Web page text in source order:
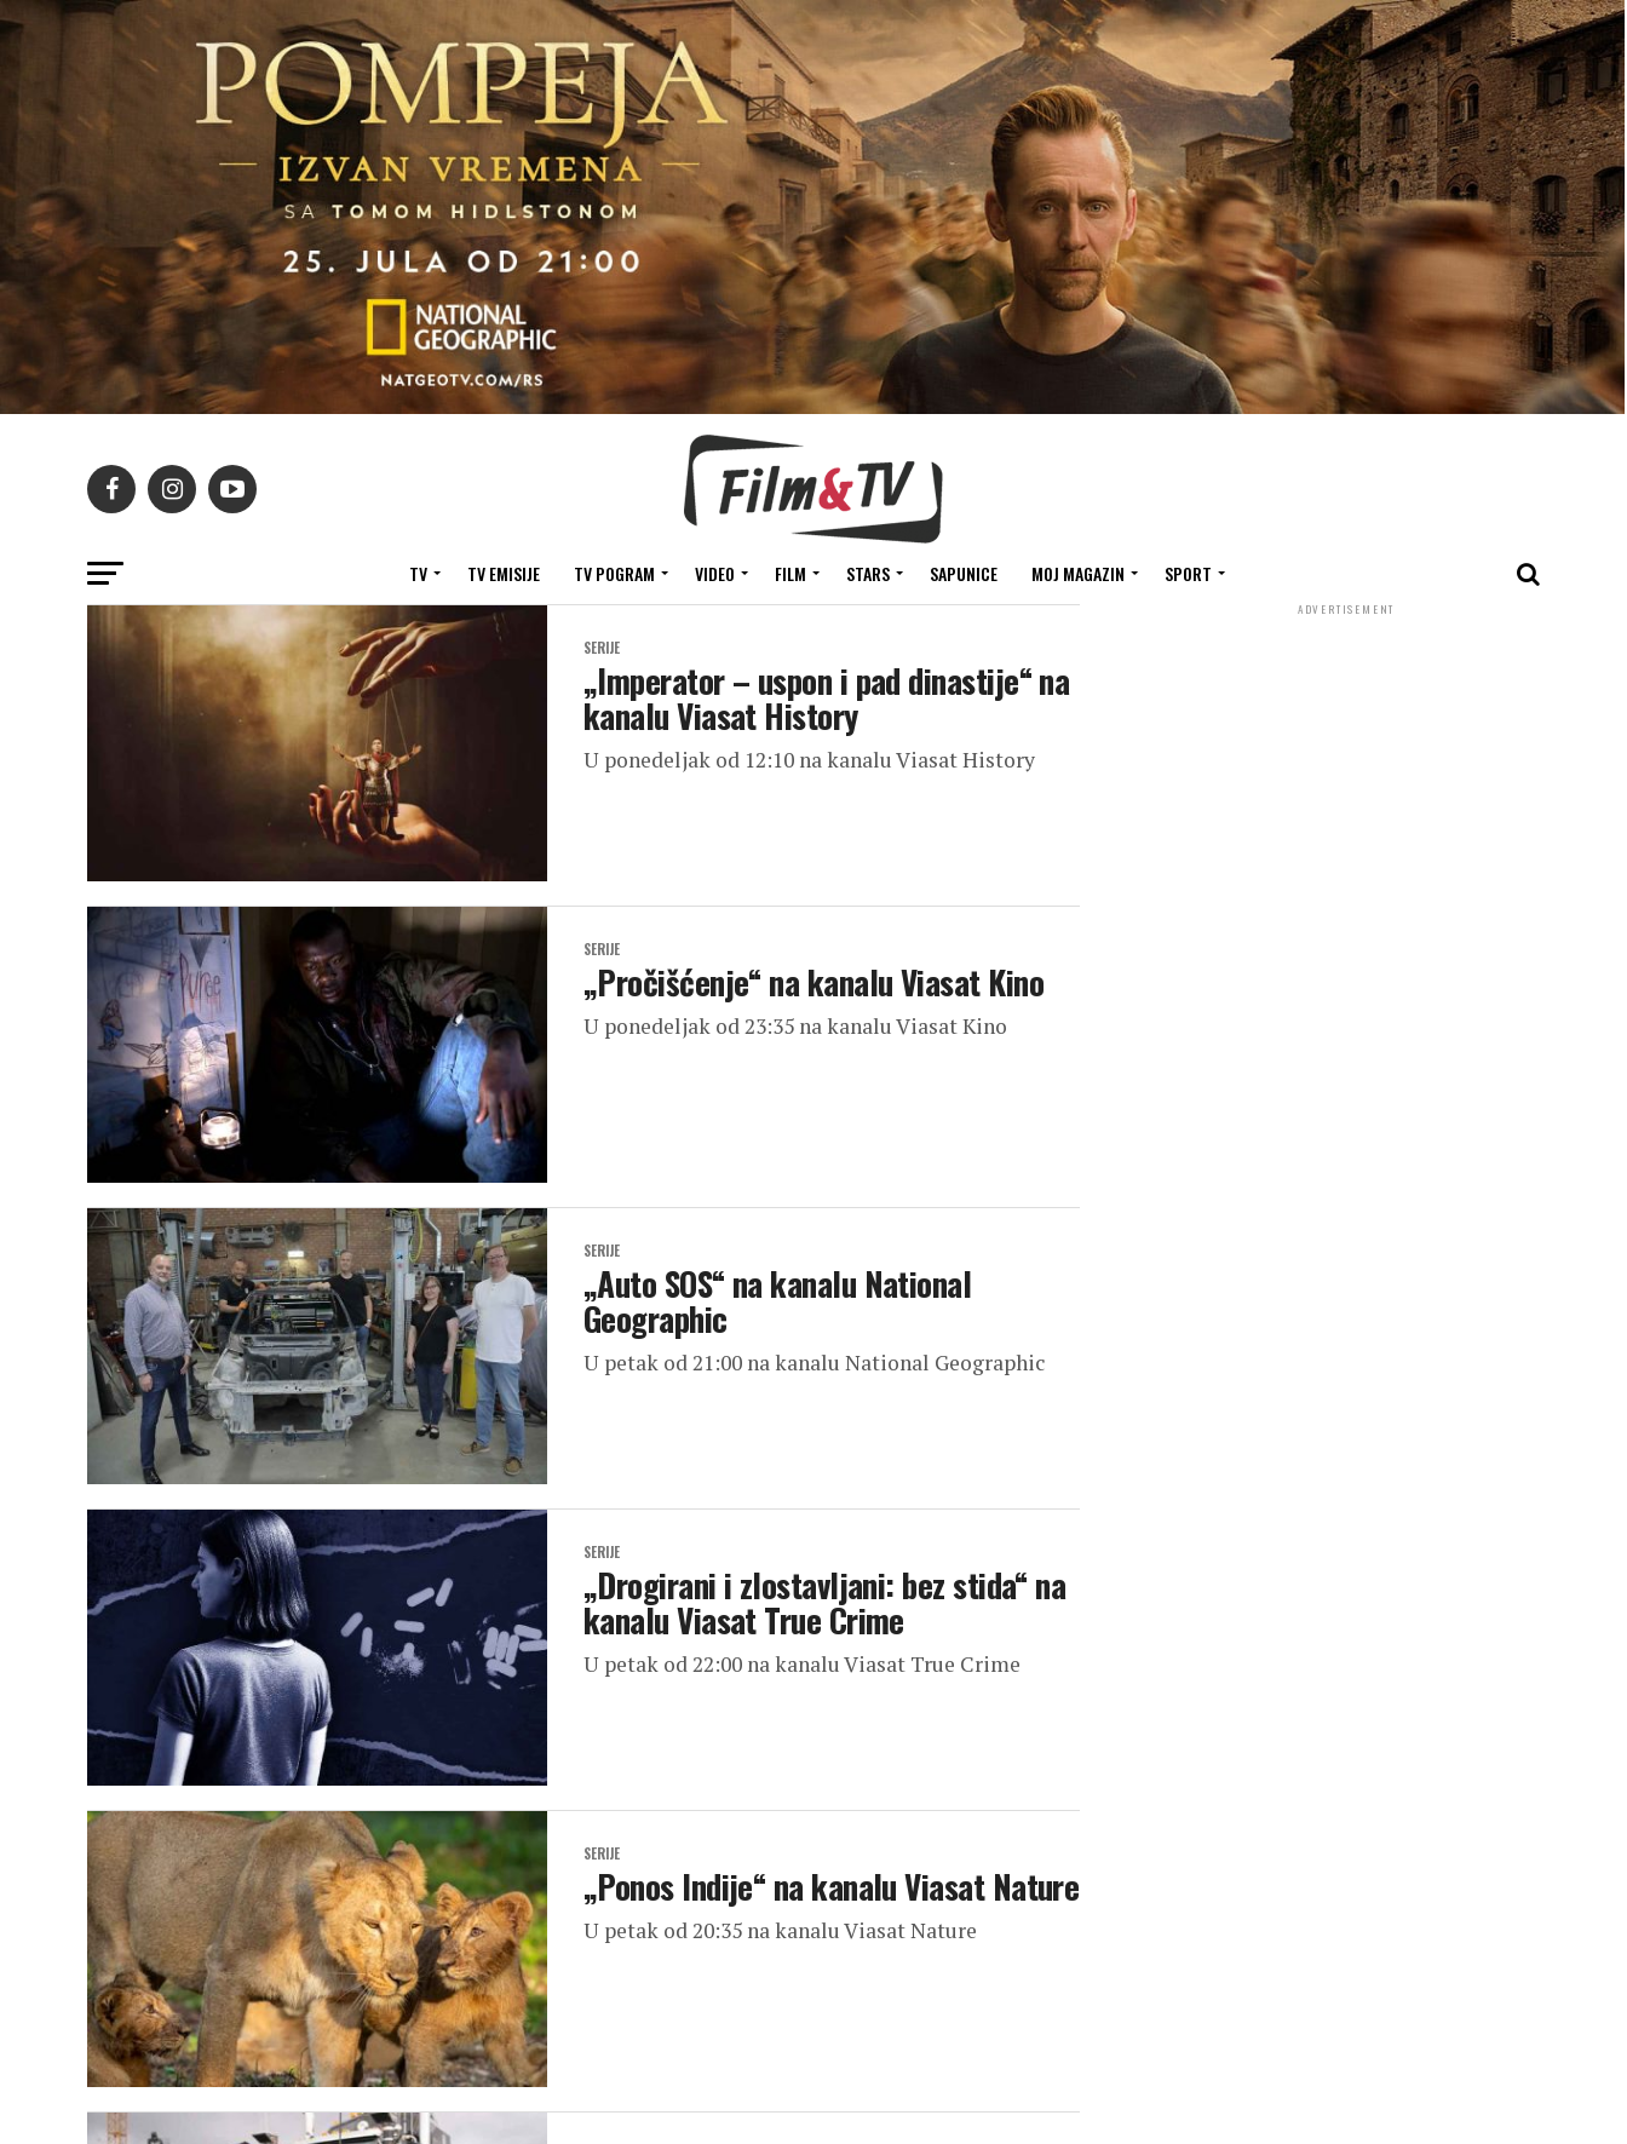
TV TV EMISIJE TV POGRAM VIDEO FILM STARS SAPUNICE MOJ MAGAZIN SPORT
SERIJE
„Imperator – uspon i pad dinastije“ na
kanalu Viasat History
U ponedeljak od 12:10 na kanalu Viasat History
SERIJE
„Pročišćenje“ na kanalu Viasat Kino
U ponedeljak od 23:35 na kanalu Viasat Kino
SERIJE
„Auto SOS“ na kanalu National
Geographic
U petak od 21:00 na kanalu National Geographic
SERIJE
„Drogirani i zlostavljani: bez stida“ na
kanalu Viasat True Crime
U petak od 22:00 na kanalu Viasat True Crime
SERIJE
„Ponos Indije“ na kanalu Viasat Nature
U petak od 20:35 na kanalu Viasat Nature
ADVERTISEMENT